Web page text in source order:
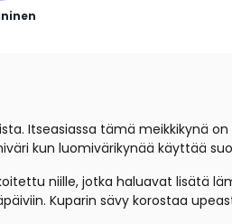
Itseasiassa tämä meikkikynä
kun luomivärikynää käyttää
niille, jotka haluavat lisätä
Kuparin sävy korostaa